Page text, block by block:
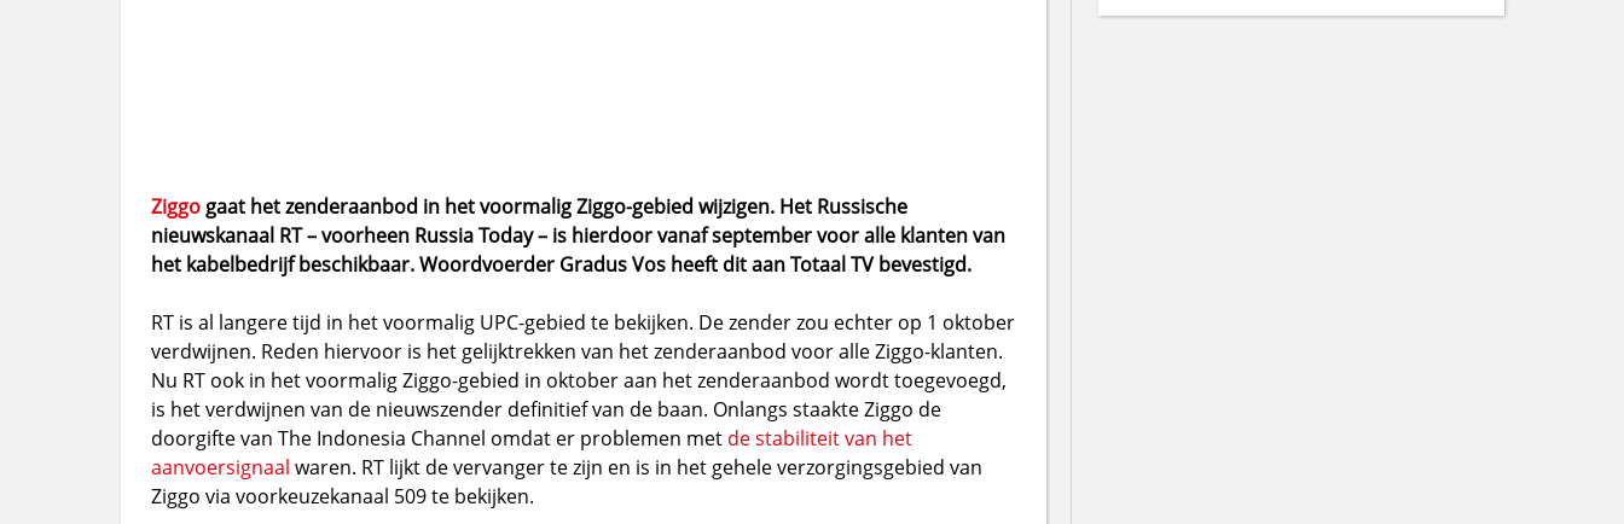
Ziggogaat het zenderaanbod in het voormalig Ziggo-gebied wijzigen. Het Russische
nieuwskanaal RT – voorheen Russia Today – is hierdoor vanaf september voor alle klanten van
het kabelbedrijf beschikbaar. Woordvoerder Gradus Vos heeft dit aan Totaal TV bevestigd.
RT is al langere tijd in het voormalig UPC-gebied te bekijken. De zender zou echter op 1 oktober
verdwijnen. Reden hiervoor is het gelijktrekken van het zenderaanbod voor alle Ziggo-klanten.
Nu RT ook in het voormalig Ziggo-gebied in oktober aan het zenderaanbod wordt toegevoegd,
is het verdwijnen van de nieuwszender definitief van de baan. Onlangs staakte Ziggo de
doorgifte van The Indonesia Channel omdat er problemen met de stabiliteit van het
aanvoersignaal waren. RT lijkt de vervanger te zijn en is in het gehele verzorgingsgebied van
Ziggo via voorkeuzekanaal 509 te bekijken.